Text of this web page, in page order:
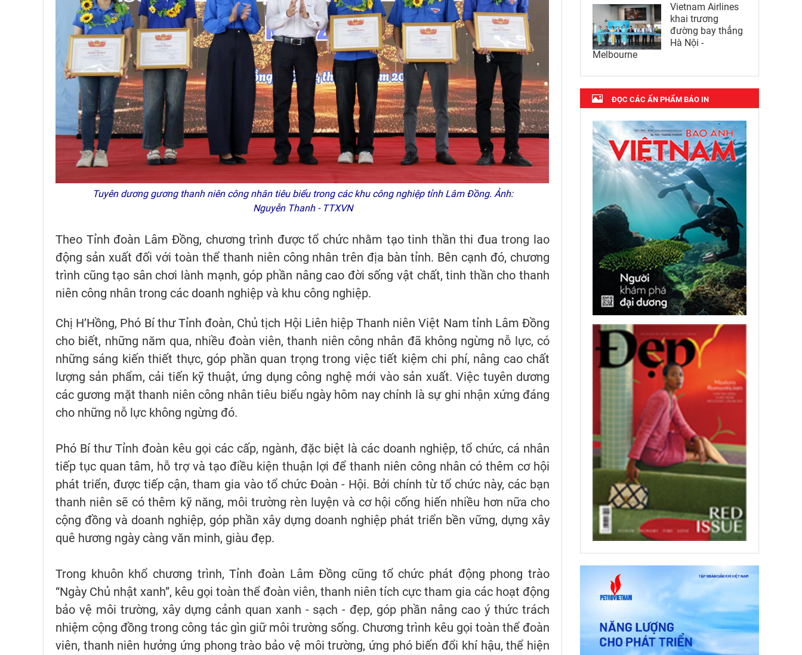
Tuyên dương gương thanh niên công nhân tiêu biểu trong các khu công nghiệp tỉnh Lâm Đồng. Ảnh:
Nguyễn Thanh - TTXVN
Theo Tỉnh đoàn Lâm Đồng, chương trình được tổ chức nhằm tạo tinh thần thi đua trong lao
động sản xuất đối với toàn thể thanh niên công nhân trên địa bàn tỉnh. Bên cạnh đó, chương
trình cũng tạo sân chơi lành mạnh, góp phần nâng cao đời sống vật chất, tinh thần cho thanh
niên công nhân trong các doanh nghiệp và khu công nghiệp.
Chị H’Hồng, Phó Bí thư Tỉnh đoàn, Chủ tịch Hội Liên hiệp Thanh niên Việt Nam tỉnh Lâm Đồng
cho biết, những năm qua, nhiều đoàn viên, thanh niên công nhân đã không ngừng nỗ lực, có
những sáng kiến thiết thực, góp phần quan trọng trong việc tiết kiệm chi phí, nâng cao chất
lượng sản phẩm, cải tiến kỹ thuật, ứng dụng công nghệ mới vào sản xuất. Việc tuyên dương
các gương mặt thanh niên công nhân tiêu biểu ngày hôm nay chính là sự ghi nhận xứng đáng
cho những nỗ lực không ngừng đó.
Phó Bí thư Tỉnh đoàn kêu gọi các cấp, ngành, đặc biệt là các doanh nghiệp, tổ chức, cá nhân
tiếp tục quan tâm, hỗ trợ và tạo điều kiện thuận lợi để thanh niên công nhân có thêm cơ hội
phát triển, được tiếp cận, tham gia vào tổ chức Đoàn - Hội. Bởi chính từ tổ chức này, các bạn
thanh niên sẽ có thêm kỹ năng, môi trường rèn luyện và cơ hội cống hiến nhiều hơn nữa cho
cộng đồng và doanh nghiệp, góp phần xây dựng doanh nghiệp phát triển bền vững, dựng xây
quê hương ngày càng văn minh, giàu đẹp.
Trong khuôn khổ chương trình, Tỉnh đoàn Lâm Đồng cũng tổ chức phát động phong trào
“Ngày Chủ nhật xanh”, kêu gọi toàn thể đoàn viên, thanh niên tích cực tham gia các hoạt động
bảo vệ môi trường, xây dựng cảnh quan xanh - sạch - đẹp, góp phần nâng cao ý thức trách
nhiệm cộng đồng trong công tác gìn giữ môi trường sống. Chương trình kêu gọi toàn thể đoàn
viên, thanh niên hưởng ứng phong trào bảo vệ môi trường, ứng phó biến đổi khí hậu, thể hiện
Vietnam Airlines
khai trương
đường bay thẳng
Hà Nội -
Melbourne
ĐỌC CÁC ẤN PHẨM BÁO IN